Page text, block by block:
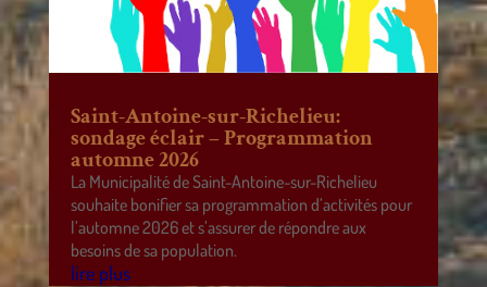
Saint-Antoine-sur-Richelieu:
sondage éclair – Programmation
automne 2026
La Municipalité de Saint-Antoine-sur-Richelieu
souhaite bonifier sa programmation d’activités pour
l’automne 2026 et s’assurer de répondre aux
besoins de sa population.
lire plus